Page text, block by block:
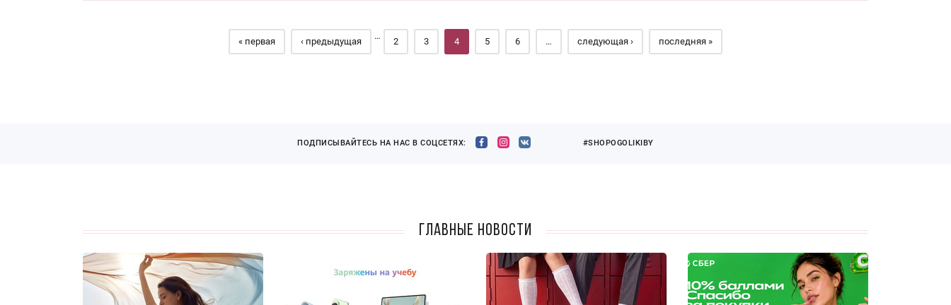
« первая ‹ предыдущая
…
2 3 4 5 6 … следующая › последняя »
ПОДПИСЫВАЙТЕСЬ НА НАС В СОЦСЕТЯХ: #SHOPOGOLIKIBY
Главные новости